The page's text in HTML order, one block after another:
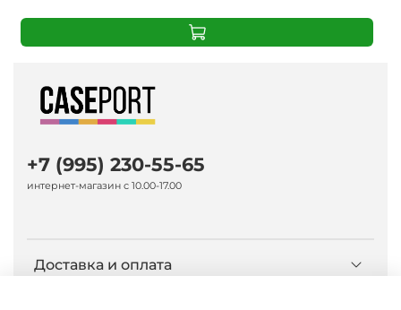
Доставка и оплата
+7 (995) 230-55-65
интернет-магазин с 10.00-17.00